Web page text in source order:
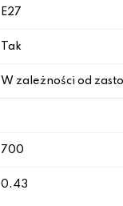
E27
Tak
W zależności od
700
0.43